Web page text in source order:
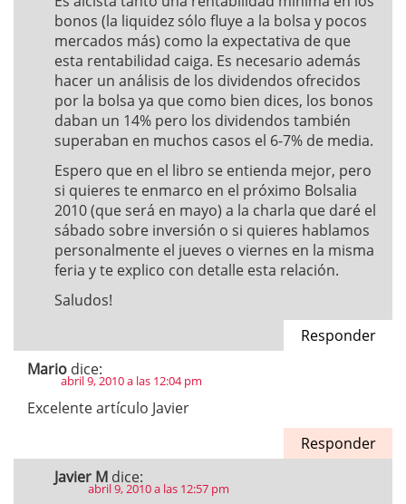
bonos (la liquidez sólo fluye a la bolsa y pocos
mercados más) como la expectativa de que
esta rentabilidad caiga. Es necesario además
hacer un análisis de los dividendos ofrecidos
por la bolsa ya que como bien dices, los bonos
daban un 14% pero los dividendos también
superaban en muchos casos el 6-7% de media.
Espero que en el libro se entienda mejor, pero
si quieres te enmarco en el próximo Bolsalia
2010 (que será en mayo) a la charla que daré el
sábado sobre inversión o si quieres hablamos
personalmente el jueves o viernes en la misma
feria y te explico con detalle esta relación.
Saludos!
Responder
Mario dice:
abril 9, 2010 a las 12:04 pm
Excelente artículo Javier
Responder
Javier M dice:
abril 9, 2010 a las 12:57 pm